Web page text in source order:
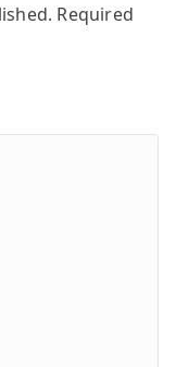
Required